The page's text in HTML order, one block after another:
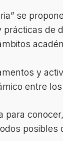
se
y
entre
para